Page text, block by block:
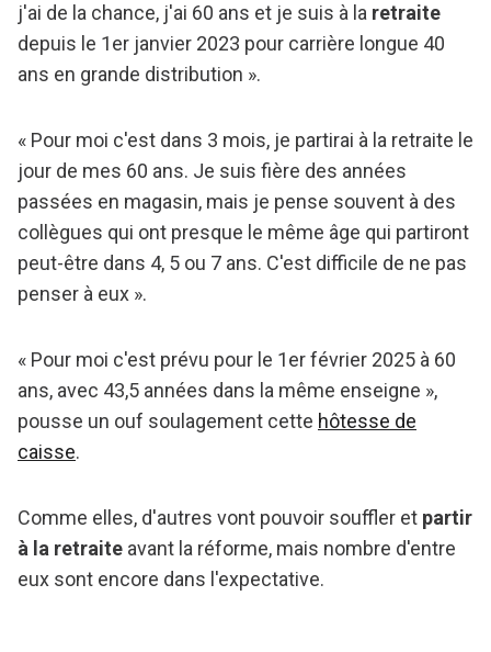
j'ai de la chance, j'ai 60 ans et je suis à la retraite
depuis le 1er janvier 2023 pour carrière longue 40
ans en grande distribution ».
« Pour moi c'est dans 3 mois, je partirai à la retraite le
jour de mes 60 ans. Je suis fière des années
passées en magasin, mais je pense souvent à des
collègues qui ont presque le même âge qui partiront
peut-être dans 4, 5 ou 7 ans. C'est difficile de ne pas
penser à eux ».
« Pour moi c'est prévu pour le 1er février 2025 à 60
ans, avec 43,5 années dans la même enseigne »,
pousse un ouf soulagement cette hôtesse de
caisse.
Comme elles, d'autres vont pouvoir souffler et partir
à la retraite avant la réforme, mais nombre d'entre
eux sont encore dans l'expectative.